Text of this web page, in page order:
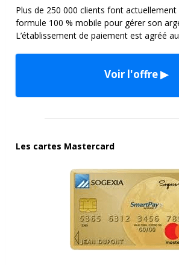
Plus de 250 000 clients font
formule 100 % mobile pour gérer son
L’établissement de paiement est agréé
Voir l'offre ▶
Les cartes Mastercard